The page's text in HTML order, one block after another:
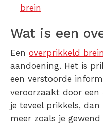
brein
Wat is een
Een overprikkeld brein
aandoening. Het is
een verstoorde
veroorzaakt door een
je teveel prikkels, dan
meer zoals je